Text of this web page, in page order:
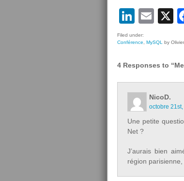
cas et de
d’expérience sur
environnements
charge de…
X
Filed under:
Conférence
MySQL by
4 Responses to
NicoD.
octobre
Une petite
Net ?
J’aurais bien
région parisienne,